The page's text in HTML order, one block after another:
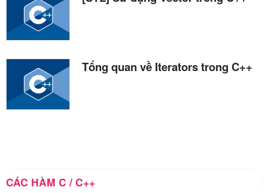
Tổng quan về Iterators trong C++
CÁC HÀM C / C++